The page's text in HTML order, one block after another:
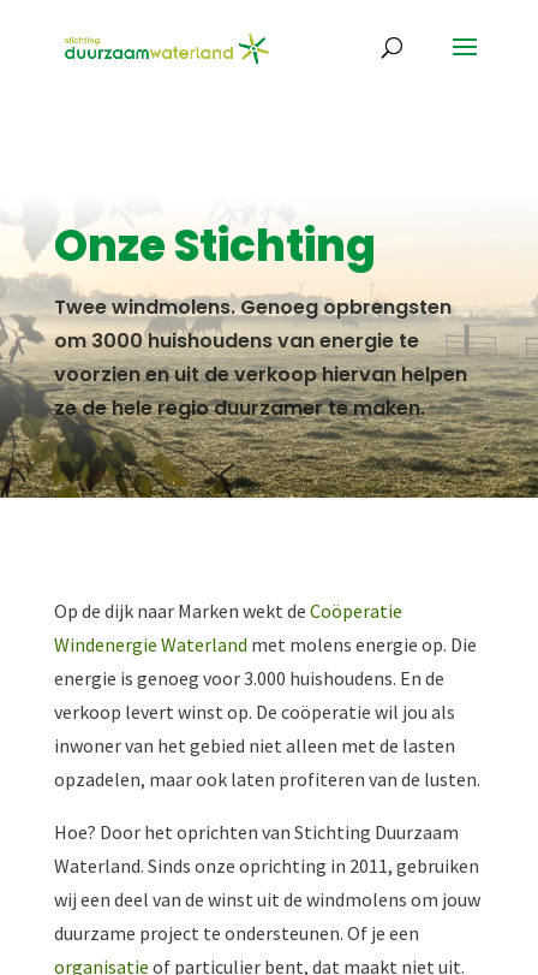
Onze Stichting
Twee windmolens. Genoeg opbrengsten
om 3000 huishoudens van energie te
voorzien en uit de verkoop hiervan helpen
ze de hele regio duurzamer te maken.
Op de dijk naar Marken wekt de Coöperatie
Windenergie Waterland met molens energie op. Die
energie is genoeg voor 3.000 huishoudens. En de
verkoop levert winst op. De coöperatie wil jou als
inwoner van het gebied niet alleen met de lasten
opzadelen, maar ook laten profiteren van de lusten.
Hoe? Door het oprichten van Stichting Duurzaam
Waterland. Sinds onze oprichting in 2011, gebruiken
wij een deel van de winst uit de windmolens om jouw
duurzame project te ondersteunen. Of je een
organisatie of particulier bent, dat maakt niet uit.